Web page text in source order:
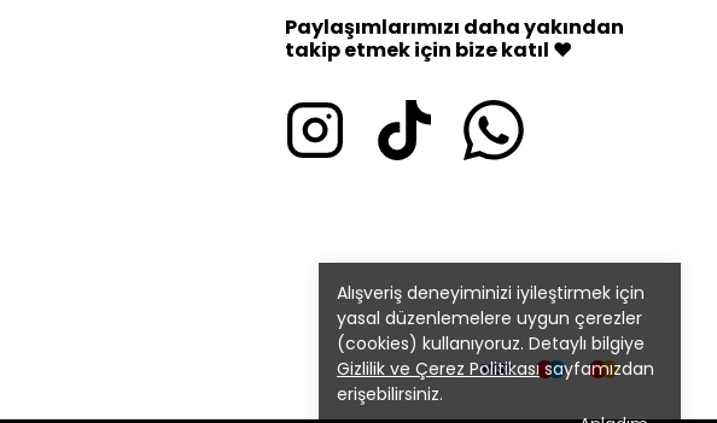
Alışveriş deneyiminizi iyileştirmek için
yasal düzenlemelere uygun çerezler
(cookies) kullanıyoruz. Detaylı bilgiye
Gizlilik ve Çerez Politikasısayfamızdan
erişebilirsiniz.
Paylaşımlarımızı daha yakından
takip etmek için bize katıl ♥